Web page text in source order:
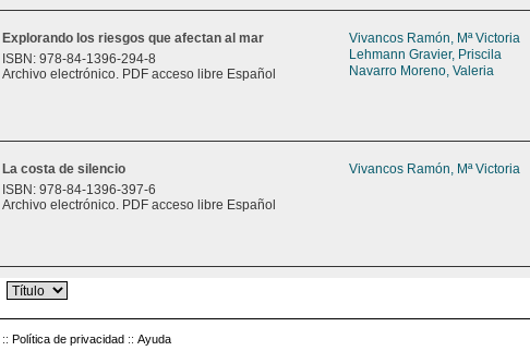
Explorando los riesgos que afectan al mar
ISBN: 978-84-1396-294-8
Archivo electrónico. PDF acceso libre Español
Vivancos Ramón, Mª Victoria
Lehmann Gravier, Priscila
Navarro Moreno, Valeria
La costa de silencio
ISBN: 978-84-1396-397-6
Archivo electrónico. PDF acceso libre Español
Vivancos Ramón, Mª Victoria
:: Política de privacidad :: Ayuda